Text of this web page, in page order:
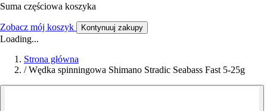
Suma częściowa koszyka
Zobacz mój koszyk Kontynuuj zakupy
Loading...
Strona główna
/ Wędka spinningowa Shimano Stradic Seabass Fast 5-25g